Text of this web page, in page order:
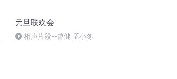
元旦联欢会
相声片段--曾健 孟小冬